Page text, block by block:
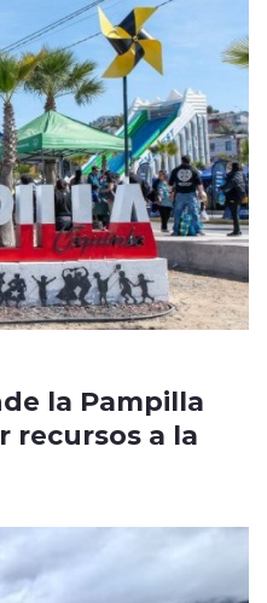
la Pampilla
recursos a la